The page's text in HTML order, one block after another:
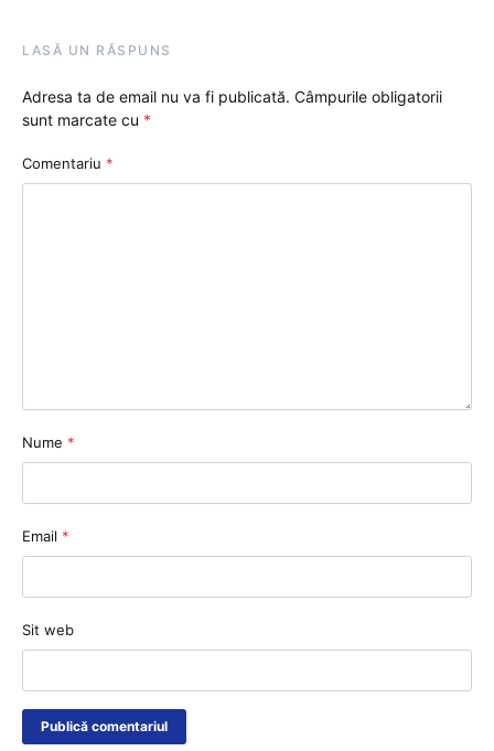
LASĂ UN RĂSPUNS
Adresa ta de email nu va fi publicată. Câmpurile obligatorii
sunt marcate cu *
Comentariu *
Nume *
Email *
Sit web